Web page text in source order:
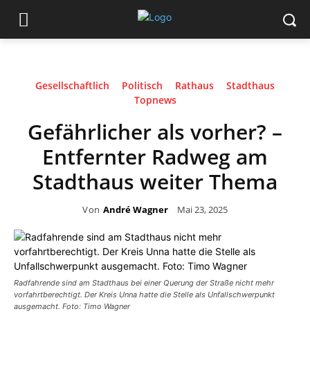
Gesellschaftlich Politisch Rathaus
Stadthaus
Topnews
Gefährlicher als vorher? –
Entfernter Radweg am
Stadthaus weiter Thema
Von André Wagner Mai 23, 2025
Radfahrende sind am Stadthaus bei einer Querung der Straße nicht mehr
vorfahrtberechtigt. Der Kreis Unna hatte die Stelle als Unfallschwerpunkt
ausgemacht. Foto: Timo Wagner